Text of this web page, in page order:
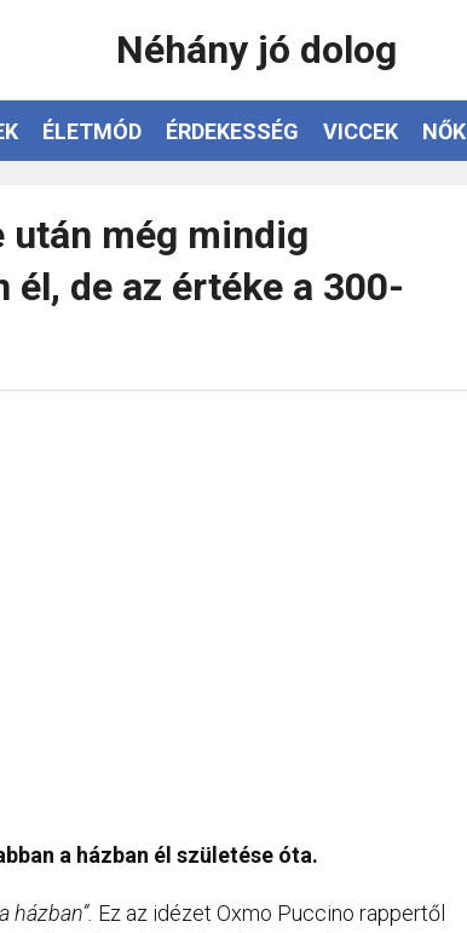
Néhány jó dolog
ÉLETMÓD ÉRDEKESSÉG VICCEK NŐK
után még mindig
él, de az értéke a 300-
a házban él születése óta.
házban”. Ez az idézet Oxmo Puccino rappertől